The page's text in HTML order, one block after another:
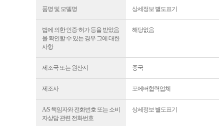
품명 및 모델명 상세정보 별도표기
법에 의한 인증·허가 등을 받았음
을 확인할 수 있는 경우 그에 대한
사항
해당없음
제조국 또는 원산지 중국
제조사 포에버협력업체
A/S 책임자와 전화번호 또는 소비
자상담 관련 전화번호
상세정보 별도표기